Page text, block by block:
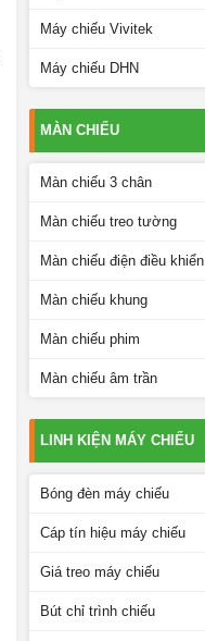
Máy chiếu Vivitek
Máy chiếu DHN
MÀN CHIẾU
Màn chiếu 3 chân
Màn chiếu treo tường
Màn chiếu điện điều khiển
Màn chiếu khung
Màn chiếu phim
Màn chiếu âm trần
LINH KIỆN MÁY CHIẾU
Bóng đèn máy chiếu
Cáp tín hiệu máy chiếu
Giá treo máy chiếu
Bút chỉ trình chiếu